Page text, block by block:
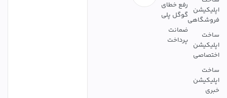
اپلیکیشن
فروشگاهی
ساخت
اپلیکیشن
اختصاصی
ساخت
اپلیکیشن
خبری
رفع خطای
گوگل پلی
ضمانت
پرداخت